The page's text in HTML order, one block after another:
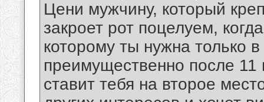
Цени мужчину, который
закроет рот поцелуем,
которому ты нужна только
преимущественно после
ставит тебя на второе